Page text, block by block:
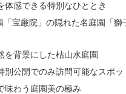
体感できる特別なひととき
「宝厳院」の隠れた名庭園「獅
を背景にした枯山水庭園
別公開でのみ訪問可能なスポッ
味わう庭園美の極み